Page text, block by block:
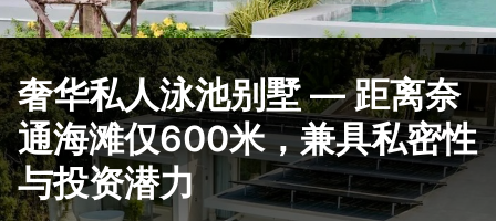
奢华私人泳池别墅 — 距离奈
通海滩仅600米，兼具私密性
与投资潜力